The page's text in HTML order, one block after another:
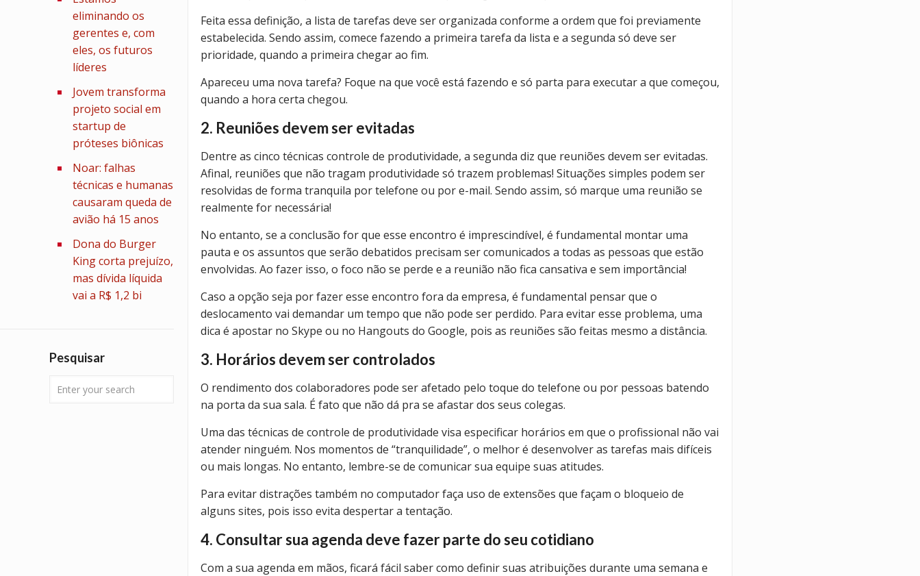
Feita essa definição, a lista de tarefas deve ser organizada conforme a ordem que foi previamente
estabelecida. Sendo assim, comece fazendo a primeira tarefa da lista e a segunda só deve ser
prioridade, quando a primeira chegar ao fim.
Apareceu uma nova tarefa? Foque na que você está fazendo e só parta para executar a que começou,
quando a hora certa chegou.
2. Reuniões devem ser evitadas
Dentre as cinco técnicas controle de produtividade, a segunda diz que reuniões devem ser evitadas.
Afinal, reuniões que não tragam produtividade só trazem problemas! Situações simples podem ser
resolvidas de forma tranquila por telefone ou por e-mail. Sendo assim, só marque uma reunião se
realmente for necessária!
No entanto, se a conclusão for que esse encontro é imprescindível, é fundamental montar uma
pauta e os assuntos que serão debatidos precisam ser comunicados a todas as pessoas que estão
envolvidas. Ao fazer isso, o foco não se perde e a reunião não fica cansativa e sem importância!
Caso a opção seja por fazer esse encontro fora da empresa, é fundamental pensar que o
deslocamento vai demandar um tempo que não pode ser perdido. Para evitar esse problema, uma
dica é apostar no Skype ou no Hangouts do Google, pois as reuniões são feitas mesmo a distância.
3. Horários devem ser controlados
O rendimento dos colaboradores pode ser afetado pelo toque do telefone ou por pessoas batendo
na porta da sua sala. É fato que não dá pra se afastar dos seus colegas.
Uma das técnicas de controle de produtividade visa especificar horários em que o profissional não vai
atender ninguém. Nos momentos de “tranquilidade”, o melhor é desenvolver as tarefas mais difíceis
ou mais longas. No entanto, lembre-se de comunicar sua equipe suas atitudes.
Para evitar distrações também no computador faça uso de extensões que façam o bloqueio de
alguns sites, pois isso evita despertar a tentação.
4. Consultar sua agenda deve fazer parte do seu cotidiano
Com a sua agenda em mãos, ficará fácil saber como definir suas atribuições durante uma semana e
eliminando os
gerentes e, com
eles, os futuros
líderes
Jovem transforma
projeto social em
startup de
próteses biônicas
Noar: falhas
técnicas e humanas
causaram queda de
avião há 15 anos
Dona do Burger
King corta prejuízo,
mas dívida líquida
vai a R$ 1,2 bi
Pesquisar